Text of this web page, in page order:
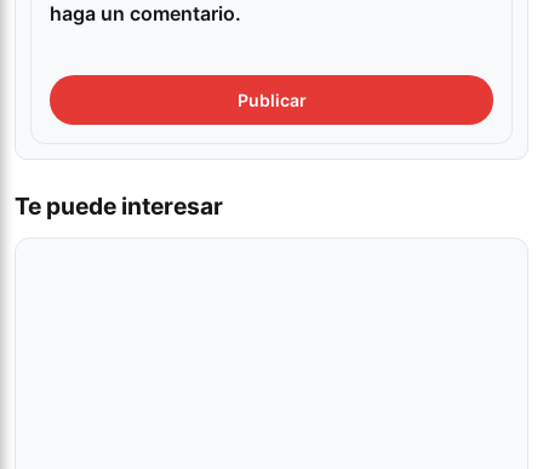
haga un comentario.
Te puede interesar